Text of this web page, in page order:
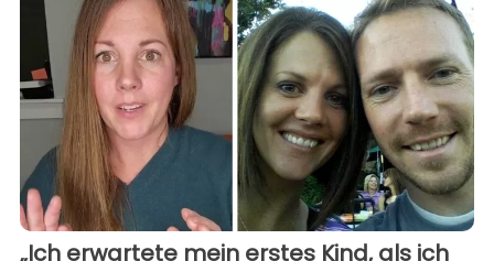
„Ich erwartete mein erstes Kind, als ich